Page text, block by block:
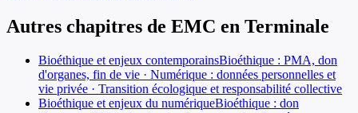
Autres chapitres de EMC en Terminale
Bioéthique et enjeux contemporainsBioéthique : PMA, don
d'organes, fin de vie · Numérique : données personnelles et
vie privée · Transition écologique et responsabilité collective
Bioéthique et enjeux du numériqueBioéthique : don